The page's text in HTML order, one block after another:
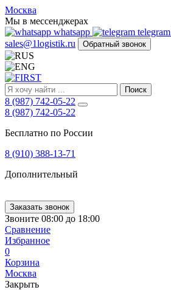
FIRST
Адрес
и
телефон:
Москва,
Алтуфьевское
ш.
д.
48,
корпус
2,
офис
127549
Россия
250-
21-
51,
E-
mail:
sales@1Logistik.ru
Москва
Мы в мессенджерах
whatsapp
telegram
sales@1logistik.ru
Обратный звонок
Поиск
8 (987) 742-05-22
8 (987) 742-05-22
Бесплатно по России
8 (910) 388-13-71
Дополнительный
Заказать звонок
Звоните 08:00 до 18:00
Сравнение
Избранное
0
Корзина
Москва
Закрыть